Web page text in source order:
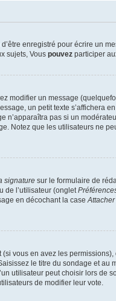
enregistré pour écrire un
sujets, Vous pouvez participer
modifier un message
un petit texte s’affichera
n’apparaîtra pas si un
Notez que les utilisateurs ne
signature sur le formulaire de
de l’utilisateur (onglet
en décochant la case
vous en avez les permissions),
le titre du sondage et au
utilisateur peut choisir lors de
de modifier leur vote.